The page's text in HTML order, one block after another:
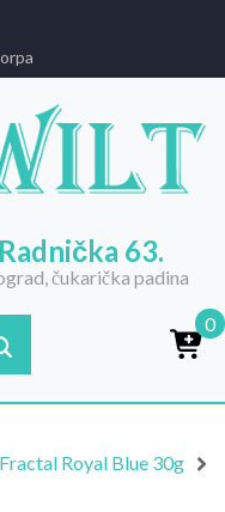
Radnička 63.
čukarička padina
0
Fractal Royal Blue 30g